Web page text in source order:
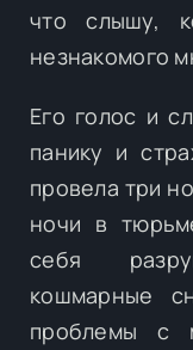
что слышу,
незнакомого
Его голос и
панику и
провела три
ночи в
себя
кошмарные
проблемы с